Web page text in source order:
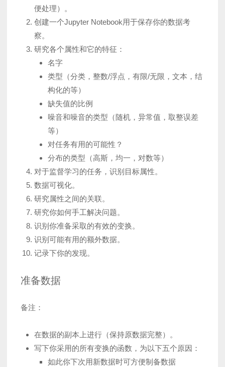
便处理）。
创建一个Jupyter Notebook用于保存你的数据考
察。
研究各个属性和它的特征：
名字
类型（分类，整数/浮点，有限/无限，文本，结
构化的等）
缺失值的比例
噪音和噪音的类型（随机，异常值，取整误差
等）
对任务有用的可能性？
分布的类型（高斯，均一，对数等）
对于监督学习的任务，识别目标属性。
数据可视化。
研究属性之间的关联。
研究你如何手工解决问题。
识别你准备采取的有效的变换。
识别可能有用的额外数据。
记录下你的发现。
准备数据
备注：
在数据的副本上进行（保持原数据完整）。
写下你采用的所有变换的函数，为以下五个原因：
如此你下次用新数据时可方便制备数据